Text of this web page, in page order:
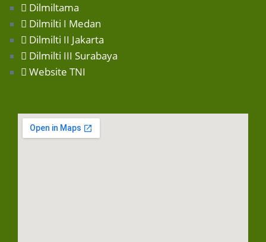
Dilmiltama
Dilmilti I Medan
Dilmilti II Jakarta
Dilmilti III Surabaya
Website TNI